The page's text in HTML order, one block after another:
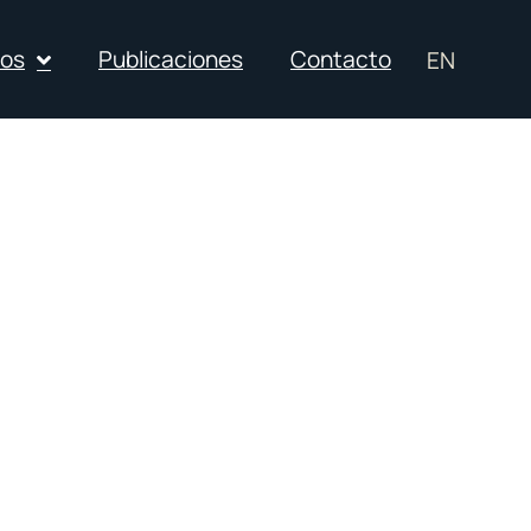
Publicaciones Contacto EN